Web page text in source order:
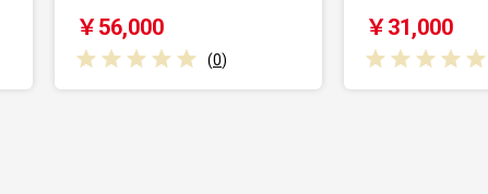
￥31,000
(0)
￥18,500